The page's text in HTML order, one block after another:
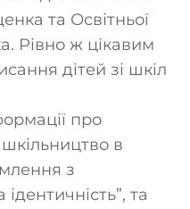
та Освітньої
Рівно ж цікавим
дітей зі шкіл
про
в
з
та